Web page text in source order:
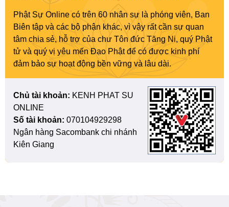
Phật Sự Online có trên 60 nhân sự là phóng viên, Ban
Biên tập và các bộ phận khác, vì vậy rất cần sự quan
tâm chia sẻ, hỗ trợ của chư Tôn đức Tăng Ni, quý Phật
tử và quý vị yêu mến Đạo Phật để có được kinh phí
đảm bảo sự hoạt động bền vững và lâu dài.
Chủ tài khoản: KENH PHAT SU
ONLINE
Số tài khoản: 070104929298
Ngân hàng Sacombank chi nhánh
Kiên Giang